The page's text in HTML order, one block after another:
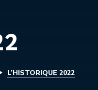
L’HISTORIQUE 2022